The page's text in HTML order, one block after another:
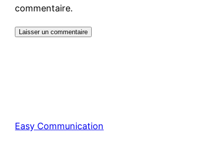
commentaire.
Easy Communication